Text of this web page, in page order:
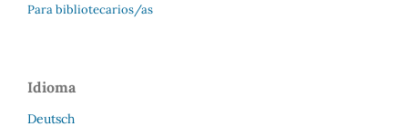
Para bibliotecarios/as
Idioma
Deutsch